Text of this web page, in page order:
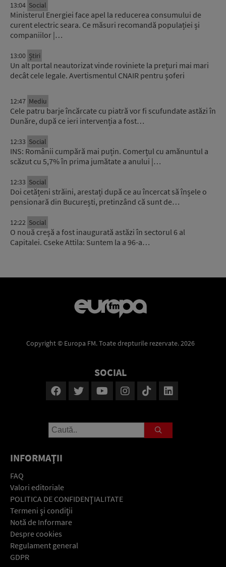
13:04 Social
Ministerul Energiei face apel la reducerea consumului de
curent electric seara. Ce măsuri recomandă populației și
companiilor |…
13:00 Știri
Un alt portal neautorizat vinde roviniete la prețuri mai mari
decât cele legale. Avertismentul CNAIR pentru șoferi
12:47 Mediu
Cele patru barje încărcate cu piatră vor fi scufundate astăzi în
Dunăre, după ce ieri intervenția a fost…
12:33 Social
INS: Românii cumpără mai puțin. Comerțul cu amănuntul a
scăzut cu 5,7% în prima jumătate a anului |…
12:33 Social
Doi cetățeni străini, arestați după ce au încercat să înșele o
pensionară din București, pretinzând că sunt de…
12:22 Social
O nouă creșă a fost inaugurată astăzi în sectorul 6 al
Capitalei. Cseke Attila: Suntem la a 96-a…
Copyright © Europa FM. Toate drepturile rezervate. 2026
SOCIAL
INFORMAŢII
FAQ
Valori editoriale
POLITICA DE CONFIDENŢIALITATE
Termeni şi condiţii
Notă de Informare
Despre cookies
Regulament general
GDPR